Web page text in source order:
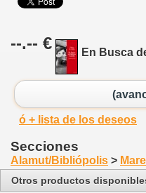
--.-- € En Busca
ó + lista de los deseos
Secciones
Alamut/Bibliópolis >
Otros productos